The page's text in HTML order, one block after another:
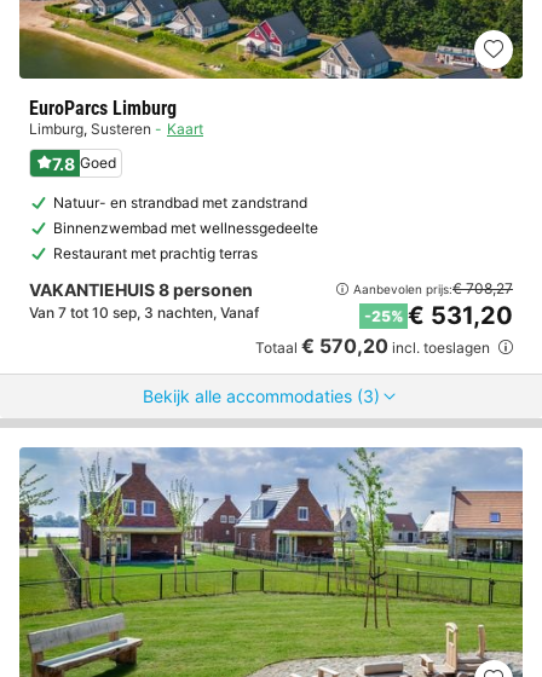
EuroParcs Limburg
Limburg, Susteren Kaart
7.8 Goed
Natuur- en strandbad met zandstrand
Binnenzwembad met wellnessgedeelte
Restaurant met prachtig terras
VAKANTIEHUIS 8 personen
Van 7 tot 10 sep, 3 nachten, Vanaf
Aanbevolen prijs:€ 708,27
-25% € 531,20
Totaal € 570,20 incl. toeslagen
Bekijk alle accommodaties (3)